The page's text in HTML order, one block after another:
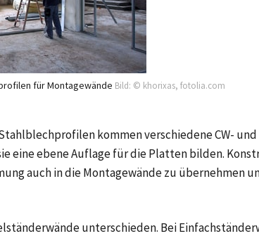
für Montagewände Bild: © khorixas, fotolia.com
kommen verschiedene CW-
eine ebene Auflage für die Platten bilden.
auch in die Montagewände zu übernehmen
unterschieden. Bei